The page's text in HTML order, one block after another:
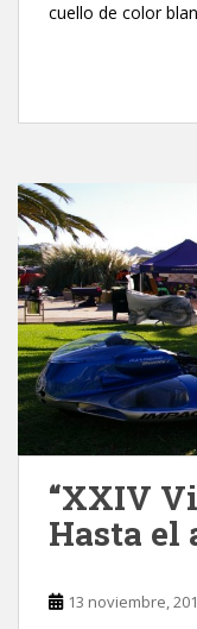
cuello de color
“XXIV
Hasta el
13 noviembre,